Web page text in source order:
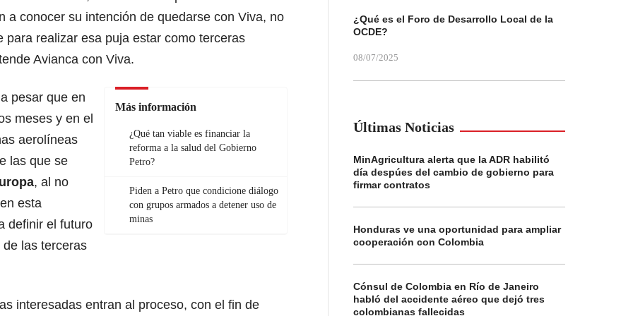
a conocer su intención de quedarse con Viva, no
para realizar esa puja estar como terceras
Avianca con Viva.
Más información
¿Qué tan viable es financiar la
reforma a la salud del Gobierno
Petro?
Piden a Petro que condicione diálogo
con grupos armados a detener uso de
minas
pesar que en
meses y en el
aerolíneas
las que se
, al no
esta
definir el futuro
las terceras
interesadas entran al proceso, con el fin de
¿Qué es el Foro de Desarrollo Local de la
OCDE?
08/07/2025
Últimas Noticias
MinAgricultura alerta que la ADR habilitó
día despúes del cambio de gobierno para
firmar contratos
Honduras ve una oportunidad para ampliar
cooperación con Colombia
Cónsul de Colombia en Río de Janeiro
habló del accidente aéreo que dejó tres
colombianas fallecidas